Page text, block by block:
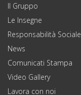
Il Gruppo
Le Insegne
Responsabilità Sociale
News
Comunicati Stampa
Video Gallery
Lavora con noi